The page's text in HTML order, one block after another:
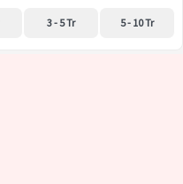
3 - 5 Tr 5 - 10 Tr